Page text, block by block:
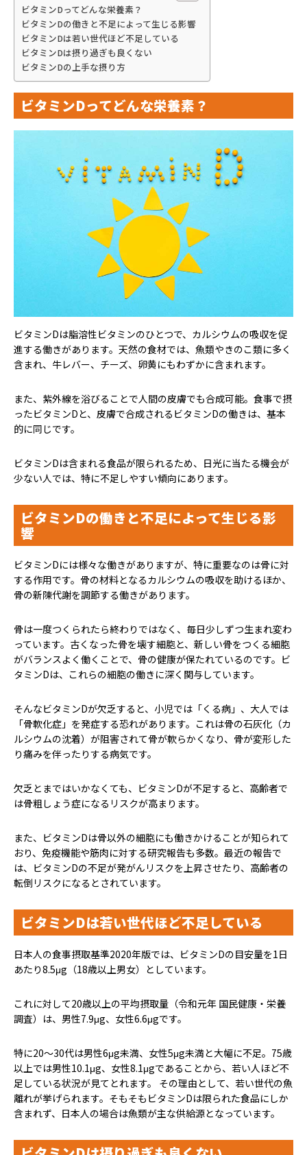
ビタミンDってどんな栄養素？
ビタミンDの働きと不足によって生じる影響
ビタミンDは若い世代ほど不足している
ビタミンDは摂り過ぎも良くない
ビタミンDの上手な摂り方
ビタミンDってどんな栄養素？
ビタミンDは脂溶性ビタミンのひとつで、カルシウムの吸収を促
進する働きがあります。天然の食材では、魚類やきのこ類に多く
含まれ、牛レバー、チーズ、卵黄にもわずかに含まれます。
また、紫外線を浴びることで人間の皮膚でも合成可能。食事で摂
ったビタミンDと、皮膚で合成されるビタミンDの働きは、基本
的に同じです。
ビタミンDは含まれる食品が限られるため、日光に当たる機会が
少ない人では、特に不足しやすい傾向にあります。
ビタミンDの働きと不足によって生じる影
響
ビタミンDには様々な働きがありますが、特に重要なのは骨に対
する作用です。骨の材料となるカルシウムの吸収を助けるほか、
骨の新陳代謝を調節する働きがあります。
骨は一度つくられたら終わりではなく、毎日少しずつ生まれ変わ
っています。古くなった骨を壊す細胞と、新しい骨をつくる細胞
がバランスよく働くことで、骨の健康が保たれているのです。ビ
タミンDは、これらの細胞の働きに深く関与しています。
そんなビタミンDが欠乏すると、小児では「くる病」、大人では
「骨軟化症」を発症する恐れがあります。これは骨の石灰化（カ
ルシウムの沈着）が阻害されて骨が軟らかくなり、骨が変形した
り痛みを伴ったりする病気です。
欠乏とまではいかなくても、ビタミンDが不足すると、高齢者で
は骨粗しょう症になるリスクが高まります。
また、ビタミンDは骨以外の細胞にも働きかけることが知られて
おり、免疫機能や筋肉に対する研究報告も多数。最近の報告で
は、ビタミンDの不足が発がんリスクを上昇させたり、高齢者の
転倒リスクになるとされています。
ビタミンDは若い世代ほど不足している
日本人の食事摂取基準2020年版では、ビタミンDの目安量を1日
あたり8.5μg（18歳以上男女）としています。
これに対して20歳以上の平均摂取量（令和元年 国民健康・栄養
調査）は、男性7.9μg、女性6.6μgです。
特に20～30代は男性6μg未満、女性5μg未満と大幅に不足。75歳
以上では男性10.1μg、女性8.1μgであることから、若い人ほど不
足している状況が見てとれます。 その理由として、若い世代の魚
離れが挙げられます。そもそもビタミンDは限られた食品にしか
含まれず、日本人の場合は魚類が主な供給源となっています。